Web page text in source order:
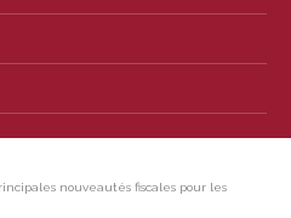
nouveautés fiscales pour les